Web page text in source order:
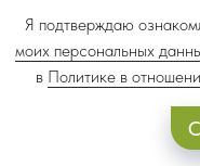
Согласие на
персональных данных
Я подтверждаю
моих персональных
в Политике в